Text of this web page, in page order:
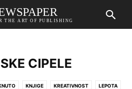
THE ART OF PUBLISHING
CIPELE
KNJIGE KREATIVNOST LEPOTA